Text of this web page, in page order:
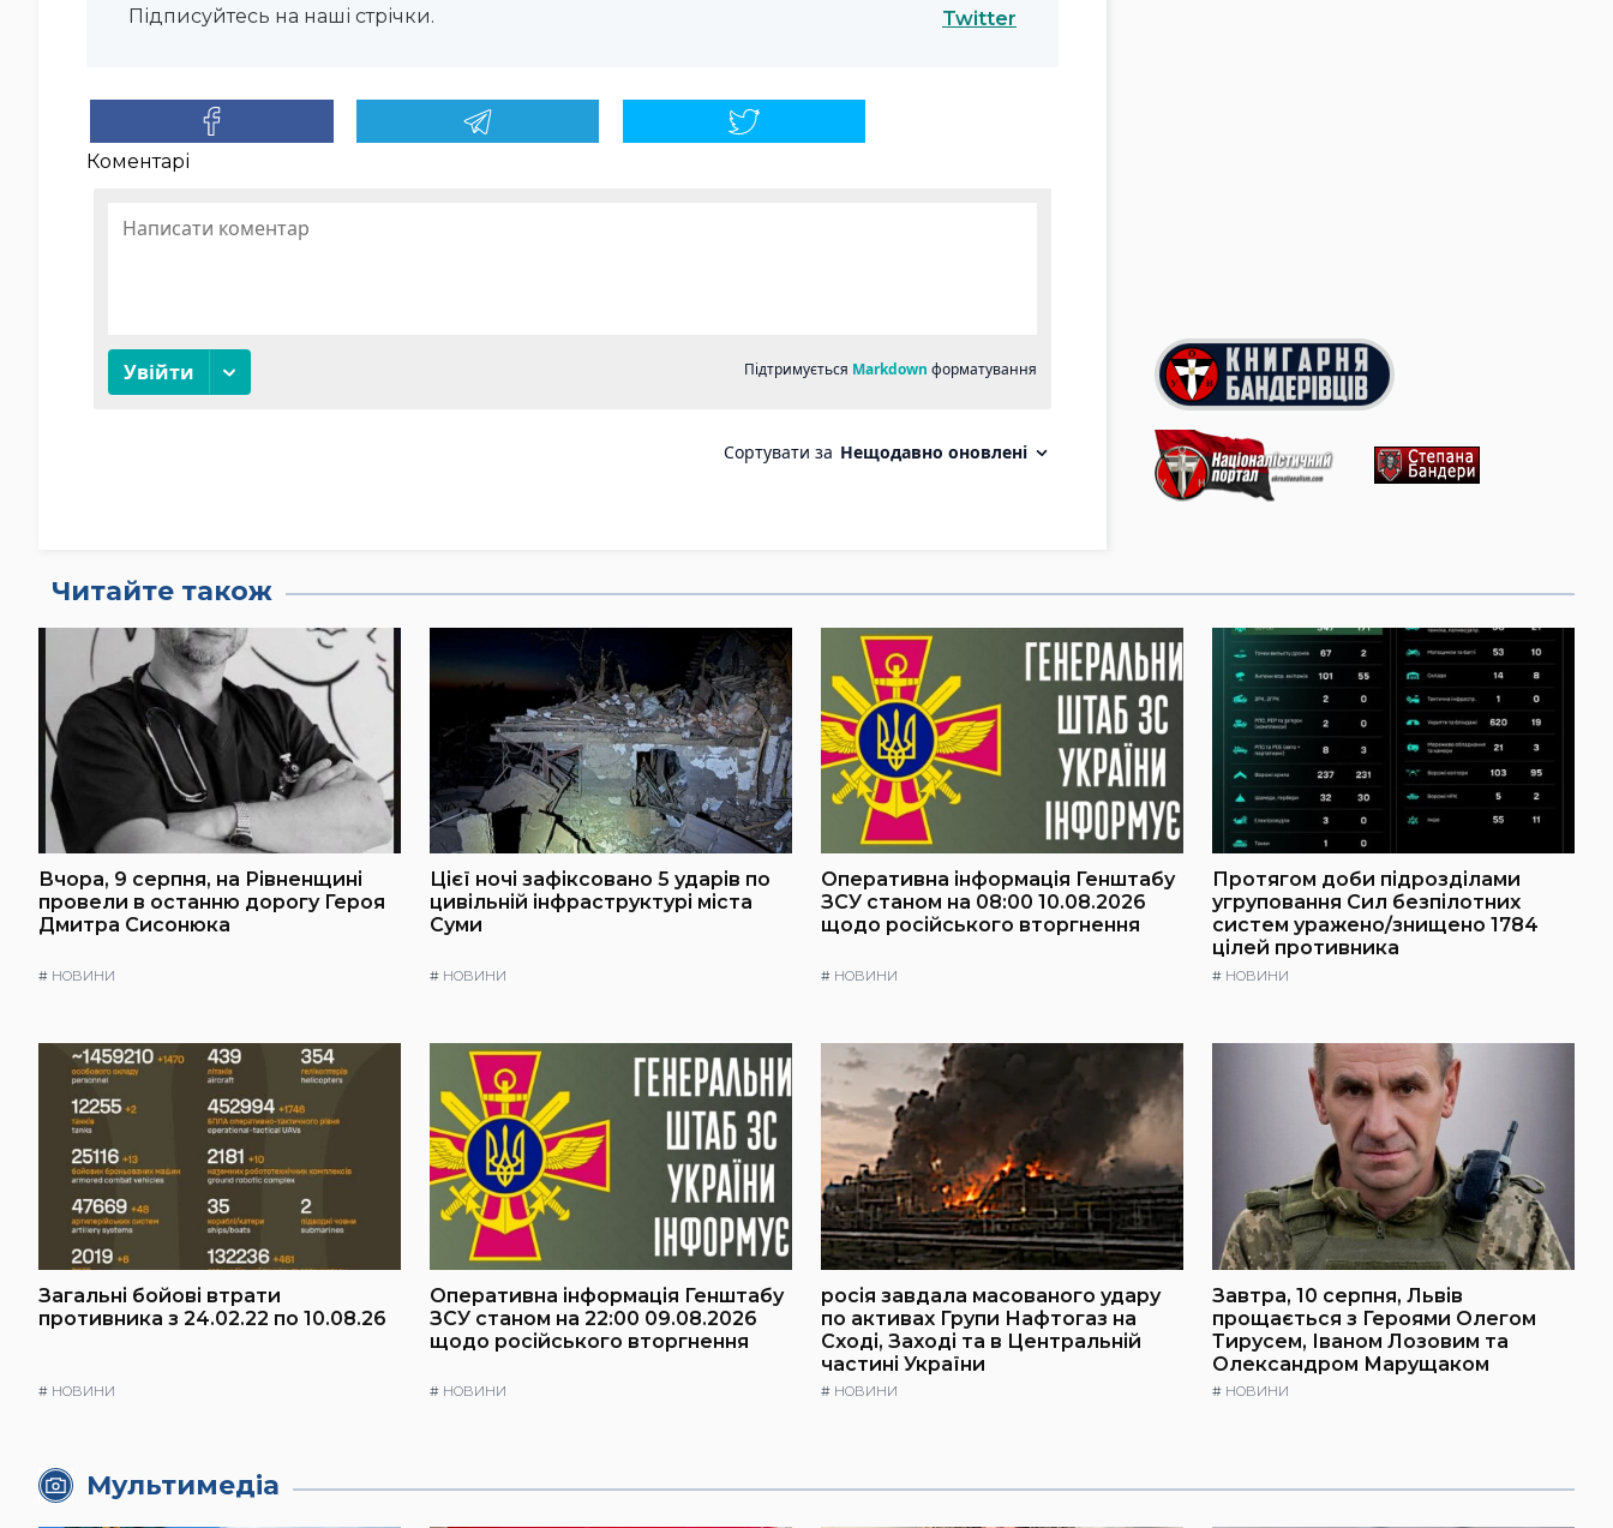
Підписуйтесь на наші стрічки.
Twitter
Коментарі
Читайте також
Вчора, 9 серпня, на Рівненщині
провели в останню дорогу Героя
Дмитра Сисонюка
# НОВИНИ
Цієї ночі зафіксовано 5 ударів по
цивільній інфраструктурі міста
Суми
# НОВИНИ
Оперативна інформація Генштабу
ЗСУ станом на 08:00 10.08.2026
щодо російського вторгнення
# НОВИНИ
Протягом доби підрозділами
угруповання Сил безпілотних
систем уражено/знищено 1784
цілей противника
# НОВИНИ
Загальні бойові втрати
противника з 24.02.22 по 10.08.26
# НОВИНИ
Оперативна інформація Генштабу
ЗСУ станом на 22:00 09.08.2026
щодо російського вторгнення
# НОВИНИ
росія завдала масованого удару
по активах Групи Нафтогаз на
Сході, Заході та в Центральній
частині України
# НОВИНИ
Завтра, 10 серпня, Львів
прощається з Героями Олегом
Тирусем, Іваном Лозовим та
Олександром Марущаком
# НОВИНИ
Мультимедіа